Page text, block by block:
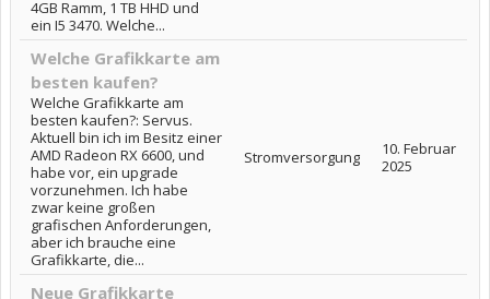
4GB Ramm, 1 TB HHD und
ein I5 3470. Welche...
Welche Grafikkarte am
besten kaufen?
Welche Grafikkarte am
besten kaufen?: Servus.
Aktuell bin ich im Besitz einer
AMD Radeon RX 6600, und
habe vor, ein upgrade
vorzunehmen. Ich habe
zwar keine großen
grafischen Anforderungen,
aber ich brauche eine
Grafikkarte, die...
Stromversorgung
10. Februar
2025
Neue Grafikkarte